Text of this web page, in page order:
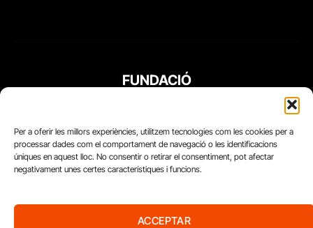
Per a oferir les millors experiències, utilitzem tecnologies com les cookies per a
processar dades com el comportament de navegació o les identificacions
úniques en aquest lloc. No consentir o retirar el consentiment, pot afectar
negativament unes certes característiques i funcions.
ACCEPTAR
FUNDACIÓ